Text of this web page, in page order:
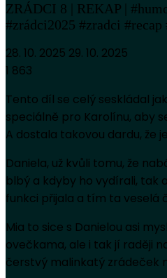
ZRÁDCI 8 | REKAP |
#zrádci2025 #zradci #recap
28. 10. 2025 29. 10. 2025
1 863
Tento díl se celý seskládal
speciálně pro Karolínu, aby
A dostala takovou dardu, že
Daniela, už kvůli tomu, že
blbý a kdyby ho vydírali, tak
funkci přijala a tím ta veselá
Mia to sice s Danielou asi
ovečkama, ale i tak jí raději
čerstvý malinkatý zrádeček